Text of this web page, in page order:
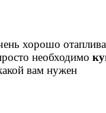
хорошо
необходимо
вам нужен